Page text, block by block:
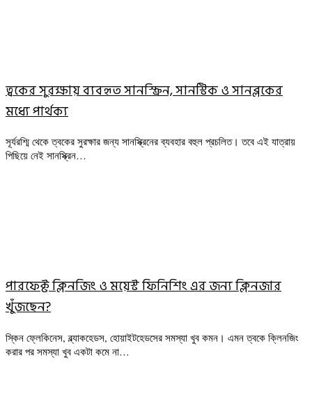
ত্বকের সুরক্ষায় ব্যবহৃত সানস্ক্রিন, সানস্টিক ও সানব্লকের
মধ্যে পার্থক্য
সূর্যরশ্মি থেকে ত্বকের সুরক্ষার জন্য সানস্ক্রিনের ব্যবহার বহুল প্রচলিত। তবে এই যাত্রায়
পিছিয়ে নেই সানস্ক্রিন…
পারফেক্ট ক্লিনজিং ও ময়েস্ট ফিনিশিং এর জন্য ক্লিনজার
খুঁজছেন?
স্কিন ফ্লেকিনেস, ব্ল্যাকহেডস, হোয়াইটহেডসের সমস্যা খুব কমন। এমন ত্বকে ক্লিনজিং
করার পর সমস্যা খুব একটা কমে না…